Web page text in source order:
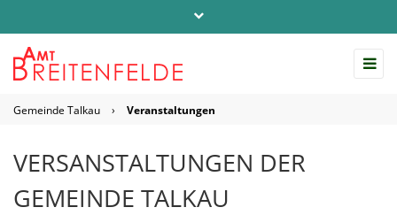
info@amt-breitenfelde.de
Gemeinde Talkau › Veranstaltungen
VERSANSTALTUNGEN DER
GEMEINDE TALKAU